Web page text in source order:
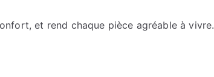
et rend chaque pièce agréable à vivre.